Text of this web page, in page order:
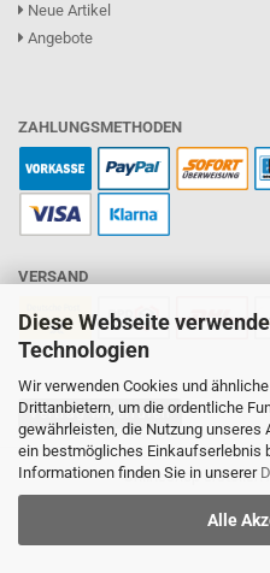
Diese Webseite
Technologien
Wir verwenden Cookies und
Drittanbietern, um die ordentliche
gewährleisten, die Nutzung unseres
ein bestmögliches Einkaufserlebnis
Informationen finden Sie in unserer
Alle
Neue Artikel
Angebote
ZAHLUNGSMETHODEN
VERSAND
Vertrag widerrufen
Onlineshop erstellen